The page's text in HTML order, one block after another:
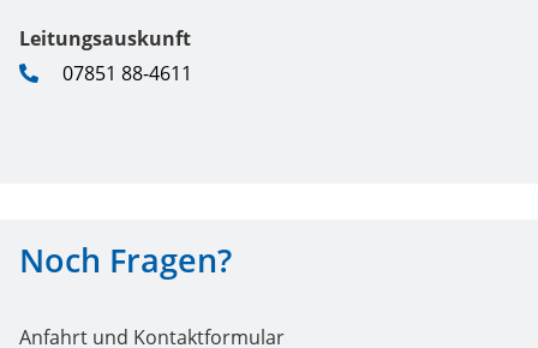
Leitungsauskunft
07851 88-4611
Noch Fragen?
Anfahrt und Kontaktformular